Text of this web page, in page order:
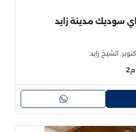
سوديك مدينة زايد
م2